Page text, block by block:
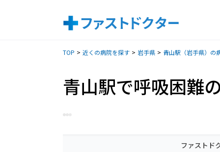
TOP 近くの病院を探す 岩手県 青山駅（岩手県）の
青山駅で呼吸困難
ファストド